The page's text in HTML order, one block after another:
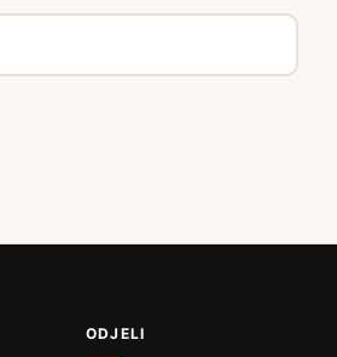
ODJELI